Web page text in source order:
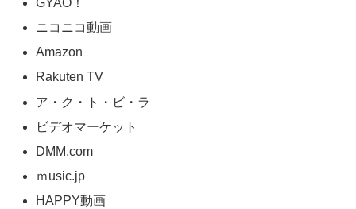
ニコニコ動画
Amazon
Rakuten TV
ア・ク・ト・ビ・ラ
ビデオマーケット
DMM.com
ｍusic.jp
HAPPY動画